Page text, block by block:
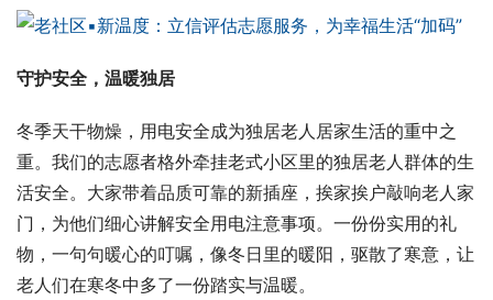
守护安全，温暖独居
冬季天干物燥，用电安全成为独居老人居家生活的重中之
重。我们的志愿者格外牵挂老式小区里的独居老人群体的生
活安全。大家带着品质可靠的新插座，挨家挨户敲响老人家
门，为他们细心讲解安全用电注意事项。一份份实用的礼
物，一句句暖心的叮嘱，像冬日里的暖阳，驱散了寒意，让
老人们在寒冬中多了一份踏实与温暖。